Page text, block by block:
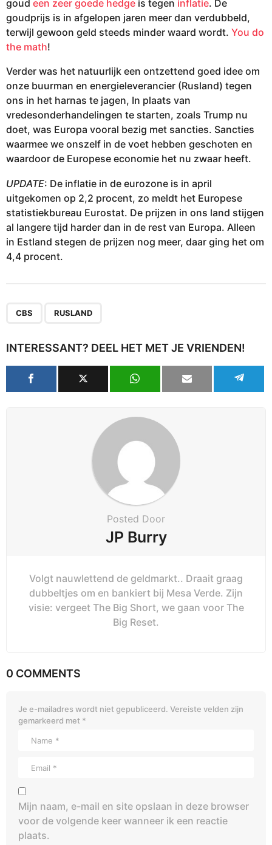
goud een zeer goede hedge is tegen inflatie. De
goudprijs is in afgelopen jaren meer dan verdubbeld,
terwijl gewoon geld steeds minder waard wordt. You do
the math!
Verder was het natuurlijk een ontzettend goed idee om
onze buurman en energieleverancier (Rusland) tegen
ons in het harnas te jagen, In plaats van
vredesonderhandelingen te starten, zoals Trump nu
doet, was Europa vooral bezig met sancties. Sancties
waarmee we onszelf in de voet hebben geschoten en
waardoor de Europese economie het nu zwaar heeft.
UPDATE: De inflatie in de eurozone is in april
uitgekomen op 2,2 procent, zo meldt het Europese
statistiekbureau Eurostat. De prijzen in ons land stijgen
al langere tijd harder dan in de rest van Europa. Alleen
in Estland stegen de prijzen nog meer, daar ging het om
4,4 procent.
CBS RUSLAND
INTERESSANT? DEEL HET MET JE VRIENDEN!
Posted Door
JP Burry
Volgt nauwlettend de geldmarkt.. Draait graag
dubbeltjes om en bankiert bij Mesa Verde. Zijn
visie: vergeet The Big Short, we gaan voor The
Big Reset.
0 COMMENTS
Je e-mailadres wordt niet gepubliceerd. Vereiste velden zijn
gemarkeerd met *
Mijn naam, e-mail en site opslaan in deze browser
voor de volgende keer wanneer ik een reactie
plaats.